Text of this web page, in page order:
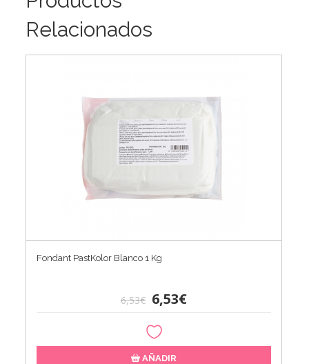
Relacionados
Fondant PastKolor Blanco 1 Kg
6,53€ 6,53€
AÑADIR